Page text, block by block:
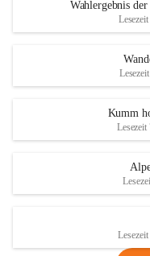
Wahlergebnis
Kumm